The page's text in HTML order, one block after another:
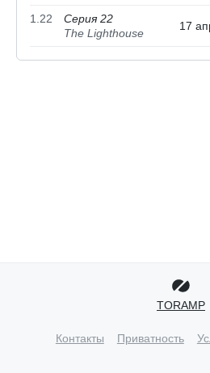
1.22
Серия 22
The Lighthouse
17
TORAMP
Контакты Приватность